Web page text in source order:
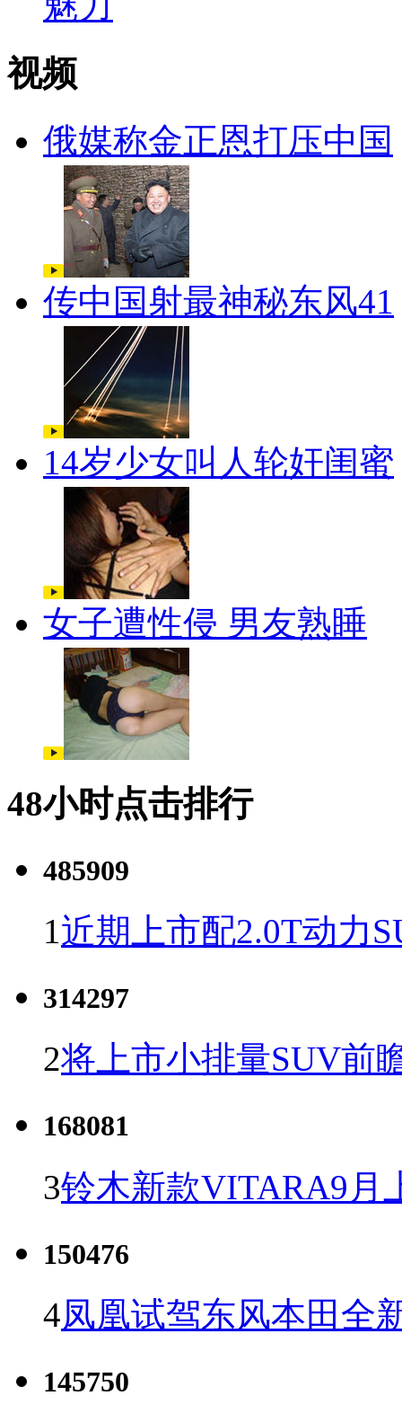
视频
俄媒称金正恩打压中国
传中国射最神秘东风41
14岁少女叫人轮奸闺蜜
女子遭性侵 男友熟睡
48小时点击排行
485909
1近期上市配2.0T动力
314297
2将上市小排量SUV前
168081
3铃木新款VITARA9月
150476
4凤凰试驾东风本田全
145750